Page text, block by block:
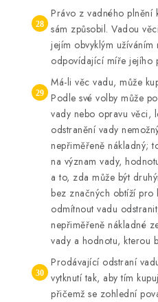
Právo z vadného plnění
sám způsobil. Vadou
jejím obvyklým
odpovídající míře jejího
Má-li věc vadu, může
Podle své volby může
vady nebo opravu věci,
odstranění vady
nepřiměřeně nákladný;
na význam vady,
a to, zda může být
bez značných obtíží pro
odmítnout vadu
nepřiměřeně nákladné
vady a hodnotu, kterou
Prodávající odstraní
vytknutí tak, aby tím
přičemž se zohlední